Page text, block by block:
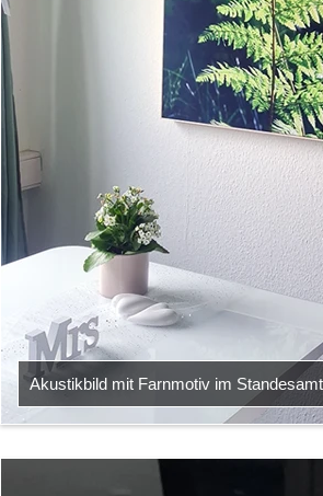
Akustikbild mit Farnmotiv im Standesamt